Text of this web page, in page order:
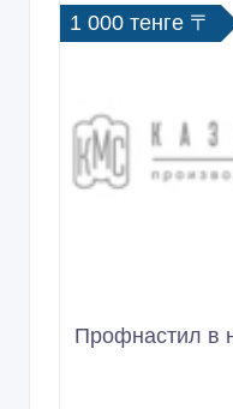
1 000 тенге 〒
Профнастил в